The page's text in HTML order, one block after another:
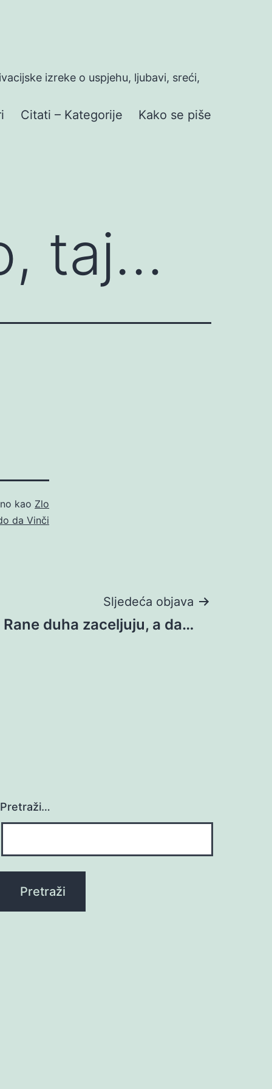
izreke o uspjehu, ljubavi, sreći,
Citati – Kategorije Kako se piše
taj…
kao Zlo
da Vinči
Sljedeća objava
Rane duha zaceljuju, a da…
Pretraži…